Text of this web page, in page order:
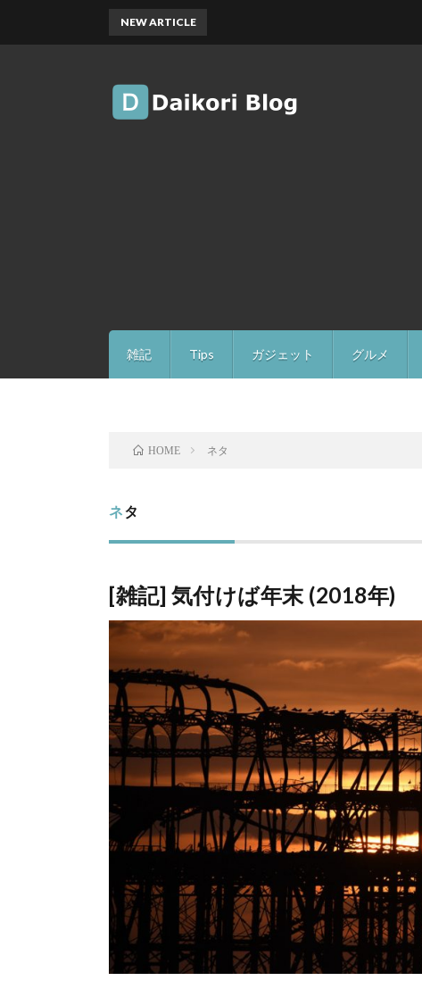
雑記 Tips ガジェット グルメ
NEW ARTICLE
HOME ネタ
ネタ
[雑記] 気付けば年末 (2018年)